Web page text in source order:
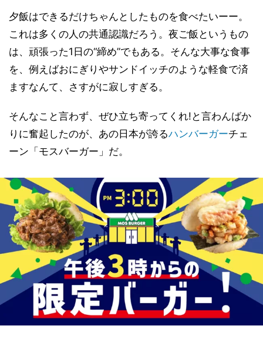
夕飯はできるだけちゃんとしたものを食べたいーー。
これは多くの人の共通認識だろう。夜ご飯というもの
は、頑張った1日の“締め”でもある。そんな大事な食事
を、例えばおにぎりやサンドイッチのような軽食で済
ますなんて、さすがに寂しすぎる。
そんなこと言わず、ぜひ立ち寄ってくれ!と言わんばか
りに奮起したのが、あの日本が誇るハンバーガーチェ
ーン「モスバーガー」だ。